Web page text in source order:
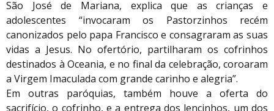
São José de Mariana, explica que as crianças e
adolescentes “invocaram os Pastorzinhos recém
canonizados pelo papa Francisco e consagraram as suas
vidas a Jesus. No ofertório, partilharam os cofrinhos
destinados à Oceania, e no final da celebração, coroaram
a Virgem Imaculada com grande carinho e alegria”.
Em outras paróquias, também houve a oferta do
sacrifício, o cofrinho, e a entrega dos lencinhos, um dos